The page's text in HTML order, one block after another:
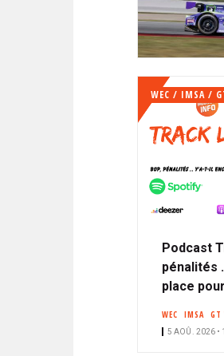
C
I
P
A
E
A
N
WEC / IMSA /
Podcast
pénalités
place
WEC IMSA GT
5 AOÛ. 2026 •